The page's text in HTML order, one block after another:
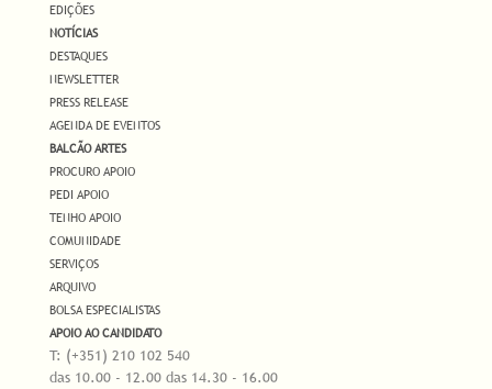
EDIÇÕES
NOTÍCIAS
DESTAQUES
NEWSLETTER
PRESS RELEASE
AGENDA DE EVENTOS
BALCÃO ARTES
PROCURO APOIO
PEDI APOIO
TENHO APOIO
COMUNIDADE
SERVIÇOS
ARQUIVO
BOLSA ESPECIALISTAS
APOIO AO CANDIDATO
T: (+351) 210 102 540
das 10.00 - 12.00 das 14.30 - 16.00